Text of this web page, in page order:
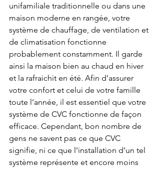
unifamiliale traditionnelle ou dans une
maison moderne en rangée, votre
système de chauffage, de ventilation et
de climatisation fonctionne
probablement constamment. Il garde
ainsi la maison bien au chaud en hiver
et la rafraichit en été. Afin d’assurer
votre confort et celui de votre famille
toute l’année, il est essentiel que votre
système de CVC fonctionne de façon
efficace. Cependant, bon nombre de
gens ne savent pas ce que CVC
signifie, ni ce que l’installation d’un tel
système représente et encore moins